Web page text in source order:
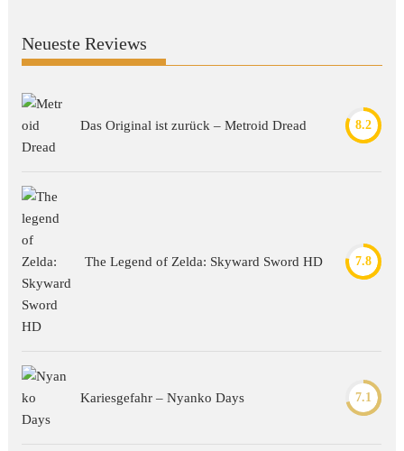
Neueste Reviews
Das Original ist zurück – Metroid Dread 8.2
The Legend of Zelda: Skyward Sword HD 7.8
Kariesgefahr – Nyanko Days 7.1